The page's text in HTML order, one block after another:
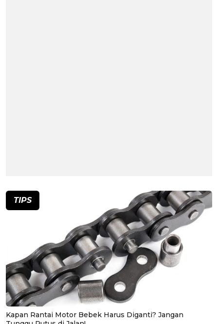
TIPS
Kapan Rantai Motor Bebek Harus Diganti? Jangan